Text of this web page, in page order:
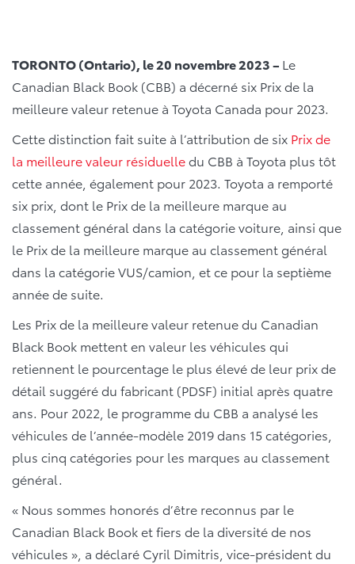
TORONTO (Ontario), le 20 novembre 2023 – Le
Canadian Black Book (CBB) a décerné six Prix de la
meilleure valeur retenue à Toyota Canada pour 2023.
Cette distinction fait suite à l’attribution de six Prix de
la meilleure valeur résiduelledu CBB à Toyota plus tôt
cette année, également pour 2023. Toyota a remporté
six prix, dont le Prix de la meilleure marque au
classement général dans la catégorie voiture, ainsi que
le Prix de la meilleure marque au classement général
dans la catégorie VUS/camion, et ce pour la septième
année de suite.
Les Prix de la meilleure valeur retenue du Canadian
Black Book mettent en valeur les véhicules qui
retiennent le pourcentage le plus élevé de leur prix de
détail suggéré du fabricant (PDSF) initial après quatre
ans. Pour 2022, le programme du CBB a analysé les
véhicules de l’année-modèle 2019 dans 15 catégories,
plus cinq catégories pour les marques au classement
général.
« Nous sommes honorés d’être reconnus par le
Canadian Black Book et fiers de la diversité de nos
véhicules », a déclaré Cyril Dimitris, vice-président du